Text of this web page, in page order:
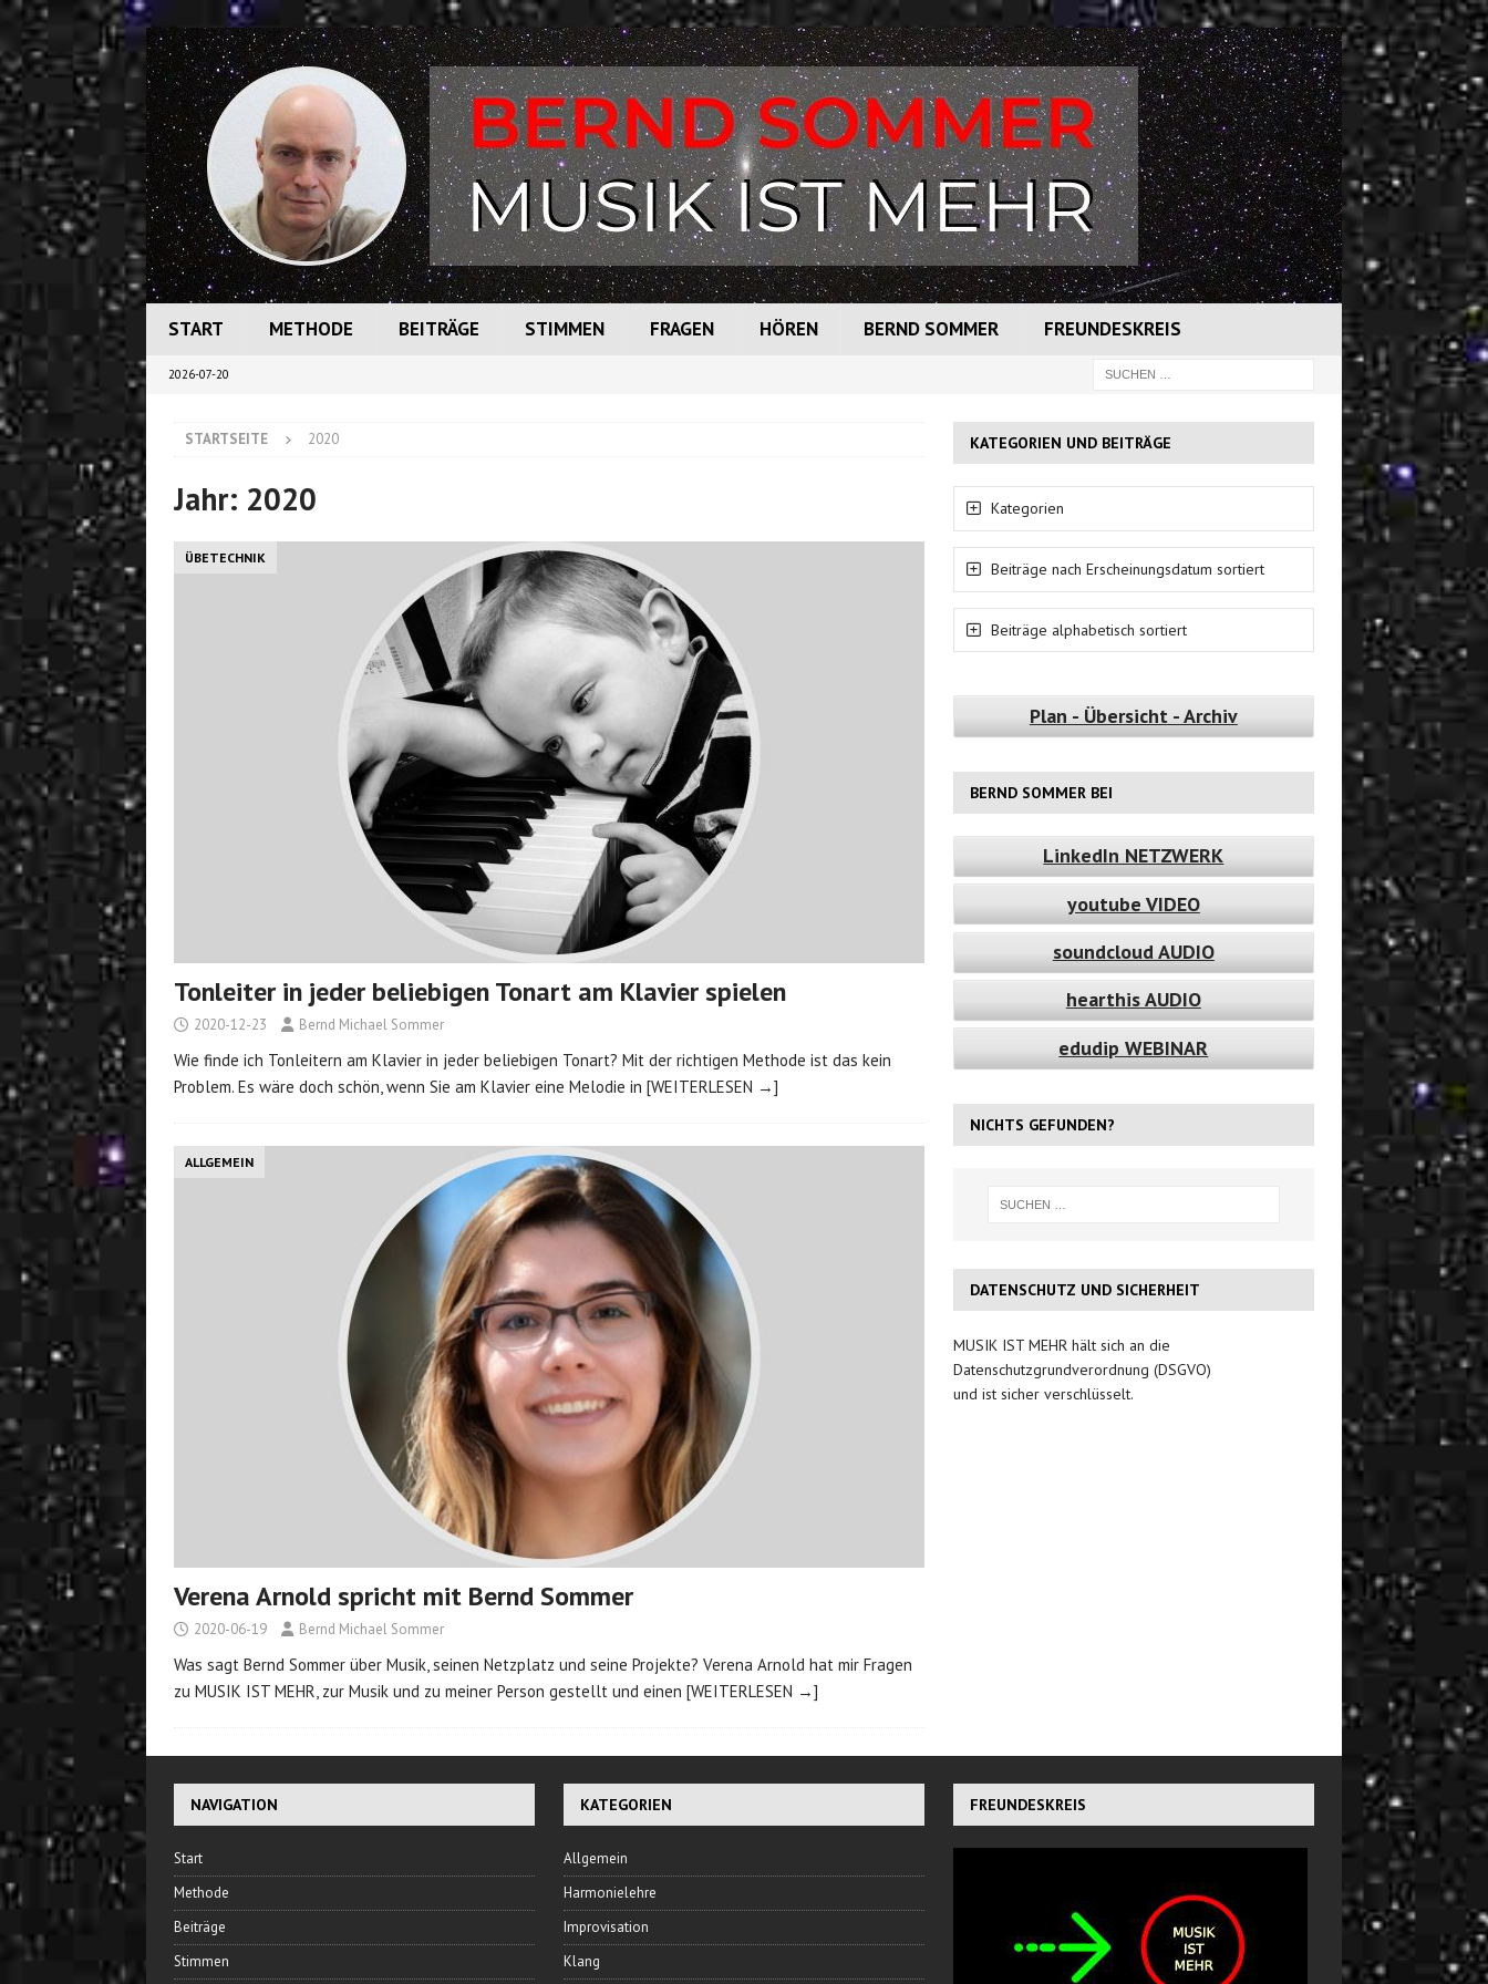
START METHODE BEITRÄGE STIMMEN FRAGEN HÖREN BERND SOMMER FREUNDESKREIS
2026-07-20
STARTSEITE 2020
Jahr: 2020
ÜBETECHNIK
Tonleiter in jeder beliebigen Tonart am Klavier spielen
2020-12-23 Bernd Michael Sommer
Wie finde ich Tonleitern am Klavier in jeder beliebigen Tonart? Mit der richtigen Methode ist das kein
Problem. Es wäre doch schön, wenn Sie am Klavier eine Melodie in [WEITERLESEN →]
ALLGEMEIN
Verena Arnold spricht mit Bernd Sommer
2020-06-19 Bernd Michael Sommer
Was sagt Bernd Sommer über Musik, seinen Netzplatz und seine Projekte? Verena Arnold hat mir Fragen
zu MUSIK IST MEHR, zur Musik und zu meiner Person gestellt und einen [WEITERLESEN →]
KATEGORIEN UND BEITRÄGE
Kategorien
Beiträge nach Erscheinungsdatum sortiert
Beiträge alphabetisch sortiert
Plan - Übersicht - Archiv
BERND SOMMER BEI
LinkedIn NETZWERK
youtube VIDEO
soundcloud AUDIO
hearthis AUDIO
edudip WEBINAR
NICHTS GEFUNDEN?
DATENSCHUTZ UND SICHERHEIT
MUSIK IST MEHR hält sich an die
Datenschutzgrundverordnung (DSGVO)
und ist sicher verschlüsselt.
NAVIGATION
Start
Methode
Beiträge
Stimmen
KATEGORIEN
Allgemein
Harmonielehre
Improvisation
Klang
FREUNDESKREIS